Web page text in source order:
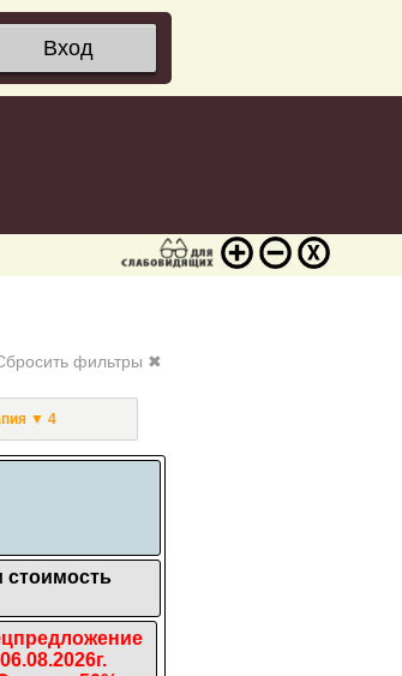
Вход
фильтры ✖
▼ 4
стоимость
06.08.2026г.